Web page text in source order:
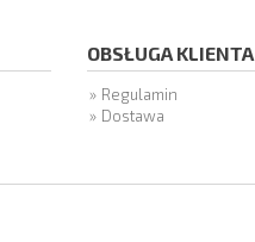
OBSŁUGA KLIENTA
Regulamin
Dostawa